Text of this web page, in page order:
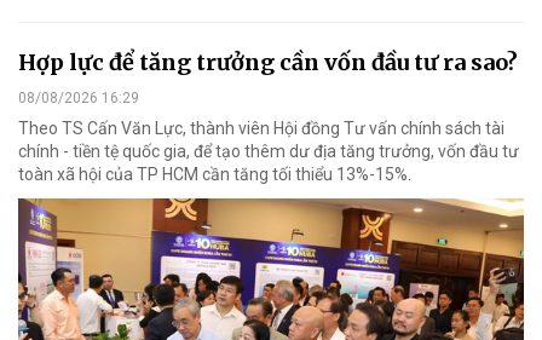
Hợp lực để tăng trưởng cần vốn đầu tư ra sao?
08/08/2026 16:29
Theo TS Cấn Văn Lực, thành viên Hội đồng Tư vấn chính sách tài
chính - tiền tệ quốc gia, để tạo thêm dư địa tăng trưởng, vốn đầu tư
toàn xã hội của TP HCM cần tăng tối thiểu 13%-15%.